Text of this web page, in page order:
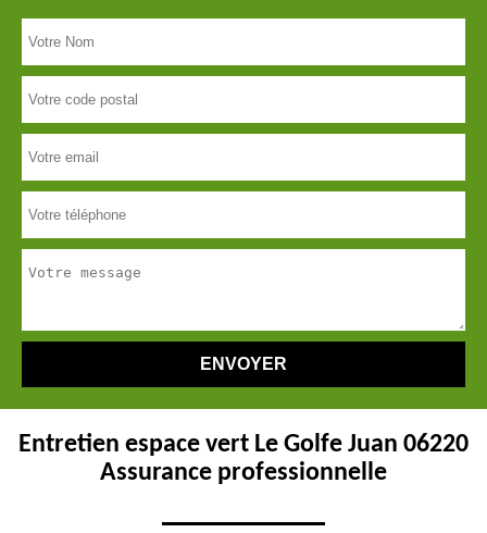
Entretien espace vert Le Golfe Juan 06220
Assurance professionnelle